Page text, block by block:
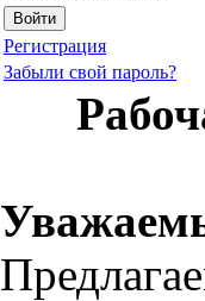
Регистрация
Забыли свой пароль?